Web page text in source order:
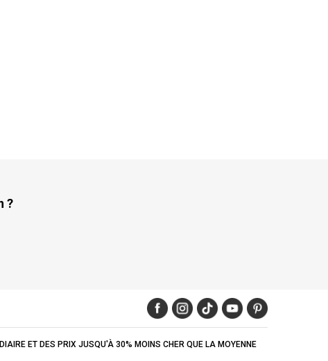
?
ET DES PRIX JUSQU'À 30% MOINS CHER QUE LA MOYENNE